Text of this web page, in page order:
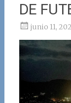
DE
junio 11,